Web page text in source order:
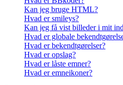
Kan jeg bruge HTML?
Hvad er smileys?
Kan jeg få vist billeder i mit
Hvad er globale
Hvad er bekendtgørelser?
Hvad er opslag?
Hvad er låste emner?
Hvad er emneikoner?